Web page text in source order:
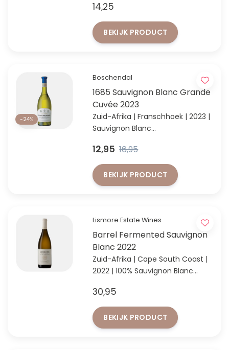
witte wijn van Verdelho
14,25
BEKIJK PRODUCT
-24%
Boschendal
1685 Sauvignon Blanc Grande
Cuvée 2023
Zuid-Afrika | Franschhoek | 2023 |
Sauvignon Blanc
12,95 16,95
BEKIJK PRODUCT
Lismore Estate Wines
Barrel Fermented Sauvignon
Blanc 2022
Zuid-Afrika | Cape South Coast |
2022 | 100% Sauvignon Blanc
gebalanceerde wijn!
30,95
BEKIJK PRODUCT